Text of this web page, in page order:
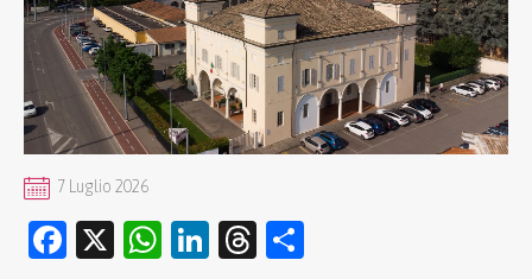
7 Luglio 2026
Facebook
X WhatsApp
LinkedIn
Threads